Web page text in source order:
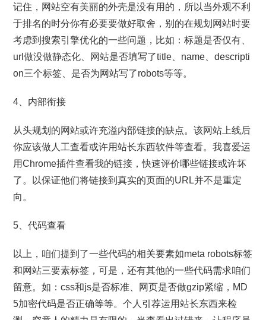
记住，网站空有美丽的外壳是没有用的，所以当外观不利
于排名的时分你有必要要做好取舍，别的在规划网站时要
考虑到搜索引擎优化的一些问题，比如：标题是否仅有、
url做没做静态化、网站是否填写了title、name、descripti
on三个标签、是否为网站写了robots等等。
4、内部衔接
从头规划的网站或许充溢内部链接的缺点。该网站上线后
你应该做人工查看或许用站长东西软件等查看。我喜爱运
用Chrome插件查看我的链接，快速评价哪些链接或许坏
了。以保证他们将链接到真实的页面的URL并不是重定
向。
5、代码查看
以上，咱们提到了一些代码的相关要素如meta robots标签
和网站三要素标签，可是，还有其他的一些代码需求咱们
留意。如：css和js是否标准、网页是否做gzip紧缩，MD
5加密代码是否正确等等。个人引荐运用站长东西来检